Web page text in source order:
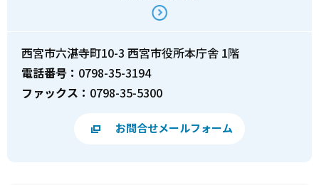
西宮市六湛寺町10-3 西宮市役所本庁舎 1階
電話番号： 0798-35-3194
ファックス： 0798-35-5300
お問合せメールフォーム